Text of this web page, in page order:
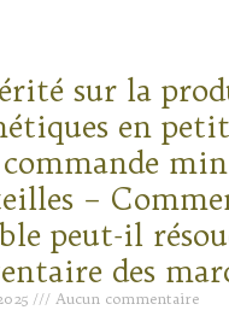
sur la
en
–
peut-il
des
Aucun commentaire